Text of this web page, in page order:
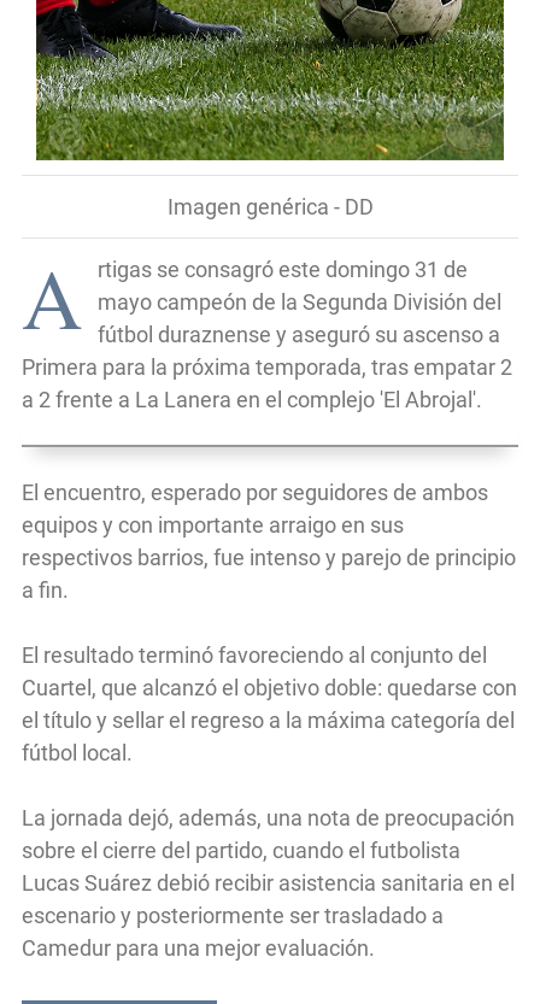
Imagen genérica - DD
A
rtigas se consagró este domingo 31 de
mayo campeón de la Segunda División del
fútbol duraznense y aseguró su ascenso a
Primera para la próxima temporada, tras empatar 2
a 2 frente a La Lanera en el complejo 'El Abrojal'.
El encuentro, esperado por seguidores de ambos
equipos y con importante arraigo en sus
respectivos barrios, fue intenso y parejo de principio
a fin.
El resultado terminó favoreciendo al conjunto del
Cuartel, que alcanzó el objetivo doble: quedarse con
el título y sellar el regreso a la máxima categoría del
fútbol local.
La jornada dejó, además, una nota de preocupación
sobre el cierre del partido, cuando el futbolista
Lucas Suárez debió recibir asistencia sanitaria en el
escenario y posteriormente ser trasladado a
Camedur para una mejor evaluación.